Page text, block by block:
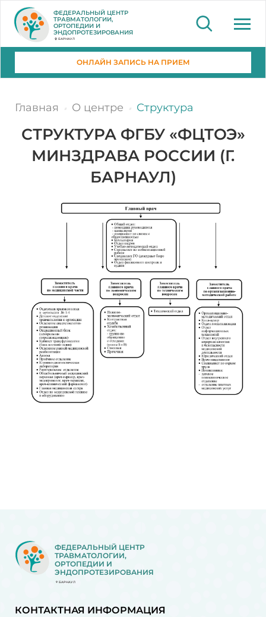
ФЕДЕРАЛЬНЫЙ ЦЕНТР
ТРАВМАТОЛОГИИ,
ОРТОПЕДИИ И
ЭНДОПРОТЕЗИРОВАНИЯ
БАРНАУЛ
ОНЛАЙН ЗАПИСЬ НА ПРИЕМ
Главная О центре Структура
СТРУКТУРА ФГБУ «ФЦТОЭ»
МИНЗДРАВА РОССИИ (Г.
БАРНАУЛ)
ФЕДЕРАЛЬНЫЙ ЦЕНТР
ТРАВМАТОЛОГИИ,
ОРТОПЕДИИ И
ЭНДОПРОТЕЗИРОВАНИЯ
БАРНАУЛ
КОНТАКТНАЯ ИНФОРМАЦИЯ